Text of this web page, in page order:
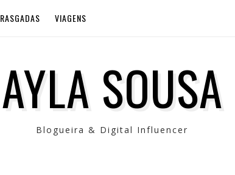
RASGADAS VIAGENS
AYLA SOUSA
Blogueira & Digital Influencer